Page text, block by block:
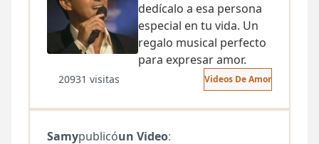
dedícalo a esa persona
especial en tu vida. Un
regalo musical perfecto
para expresar amor.
20931 visitas Videos De Amor
Samypublicóun Video: